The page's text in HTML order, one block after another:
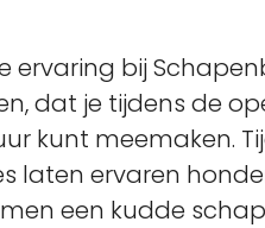
ervaring bij
dat je tijdens de
uur kunt meemaken.
laten ervaren
een kudde